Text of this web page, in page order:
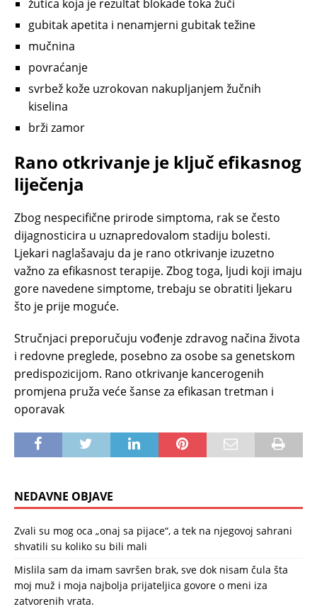
žutica koja je rezultat blokade toka žuči
gubitak apetita i nenamjerni gubitak težine
mučnina
povraćanje
svrbež kože uzrokovan nakupljanjem žučnih
kiselina
brži zamor
Rano otkrivanje je ključ efikasnog
liječenja
Zbog nespecifične prirode simptoma, rak se često
dijagnosticira u uznapredovalom stadiju bolesti.
Ljekari naglašavaju da je rano otkrivanje izuzetno
važno za efikasnost terapije. Zbog toga, ljudi koji imaju
gore navedene simptome, trebaju se obratiti ljekaru
što je prije moguće.
Stručnjaci preporučuju vođenje zdravog načina života
i redovne preglede, posebno za osobe sa genetskom
predispozicijom. Rano otkrivanje kancerogenih
promjena pruža veće šanse za efikasan tretman i
oporavak
NEDAVNE OBJAVE
Zvali su mog oca „onaj sa pijace“, a tek na njegovoj sahrani
shvatili su koliko su bili mali
Mislila sam da imam savršen brak, sve dok nisam čula šta
moj muž i moja najbolja prijateljica govore o meni iza
zatvorenih vrata.